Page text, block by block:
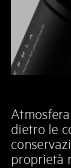
dietro le
proprietà